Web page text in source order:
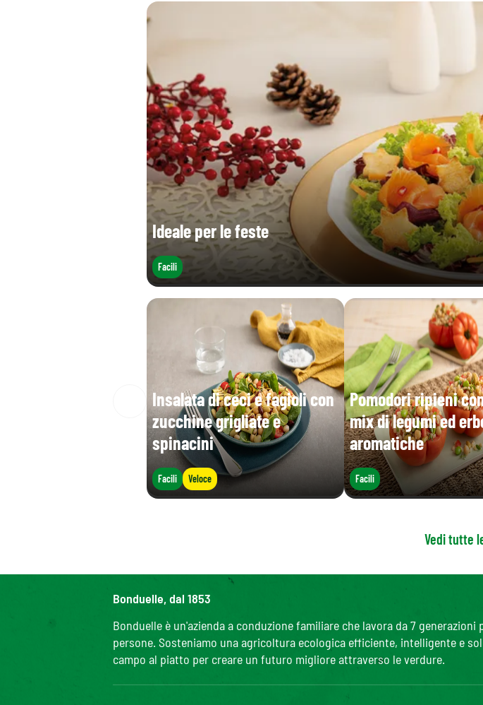
Ideale per le feste
Facili
Insalata di ceci e fagioli con
zucchine grigliate e
spinacini
Facili Veloce
Pomodori ripieni
mix di legumi ed
aromatiche
Facili
Vedi tutte
Bonduelle, dal 1853
Bonduelle è un'azienda a conduzione familiare che lavora da 7
persone. Sosteniamo una agricoltura ecologica efficiente, intelligente e
campo al piatto per creare un futuro migliore attraverso le verdure.